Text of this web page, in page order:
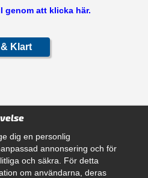
genom att klicka här.
Klart
dig en personlig
annonsering och för
och säkra. För detta
om användarna, deras